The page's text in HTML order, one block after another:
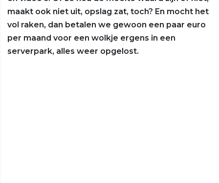
maakt ook niet uit, opslag zat, toch? En mocht het
vol raken, dan betalen we gewoon een paar euro
per maand voor een wolkje ergens in een
serverpark, alles weer opgelost.